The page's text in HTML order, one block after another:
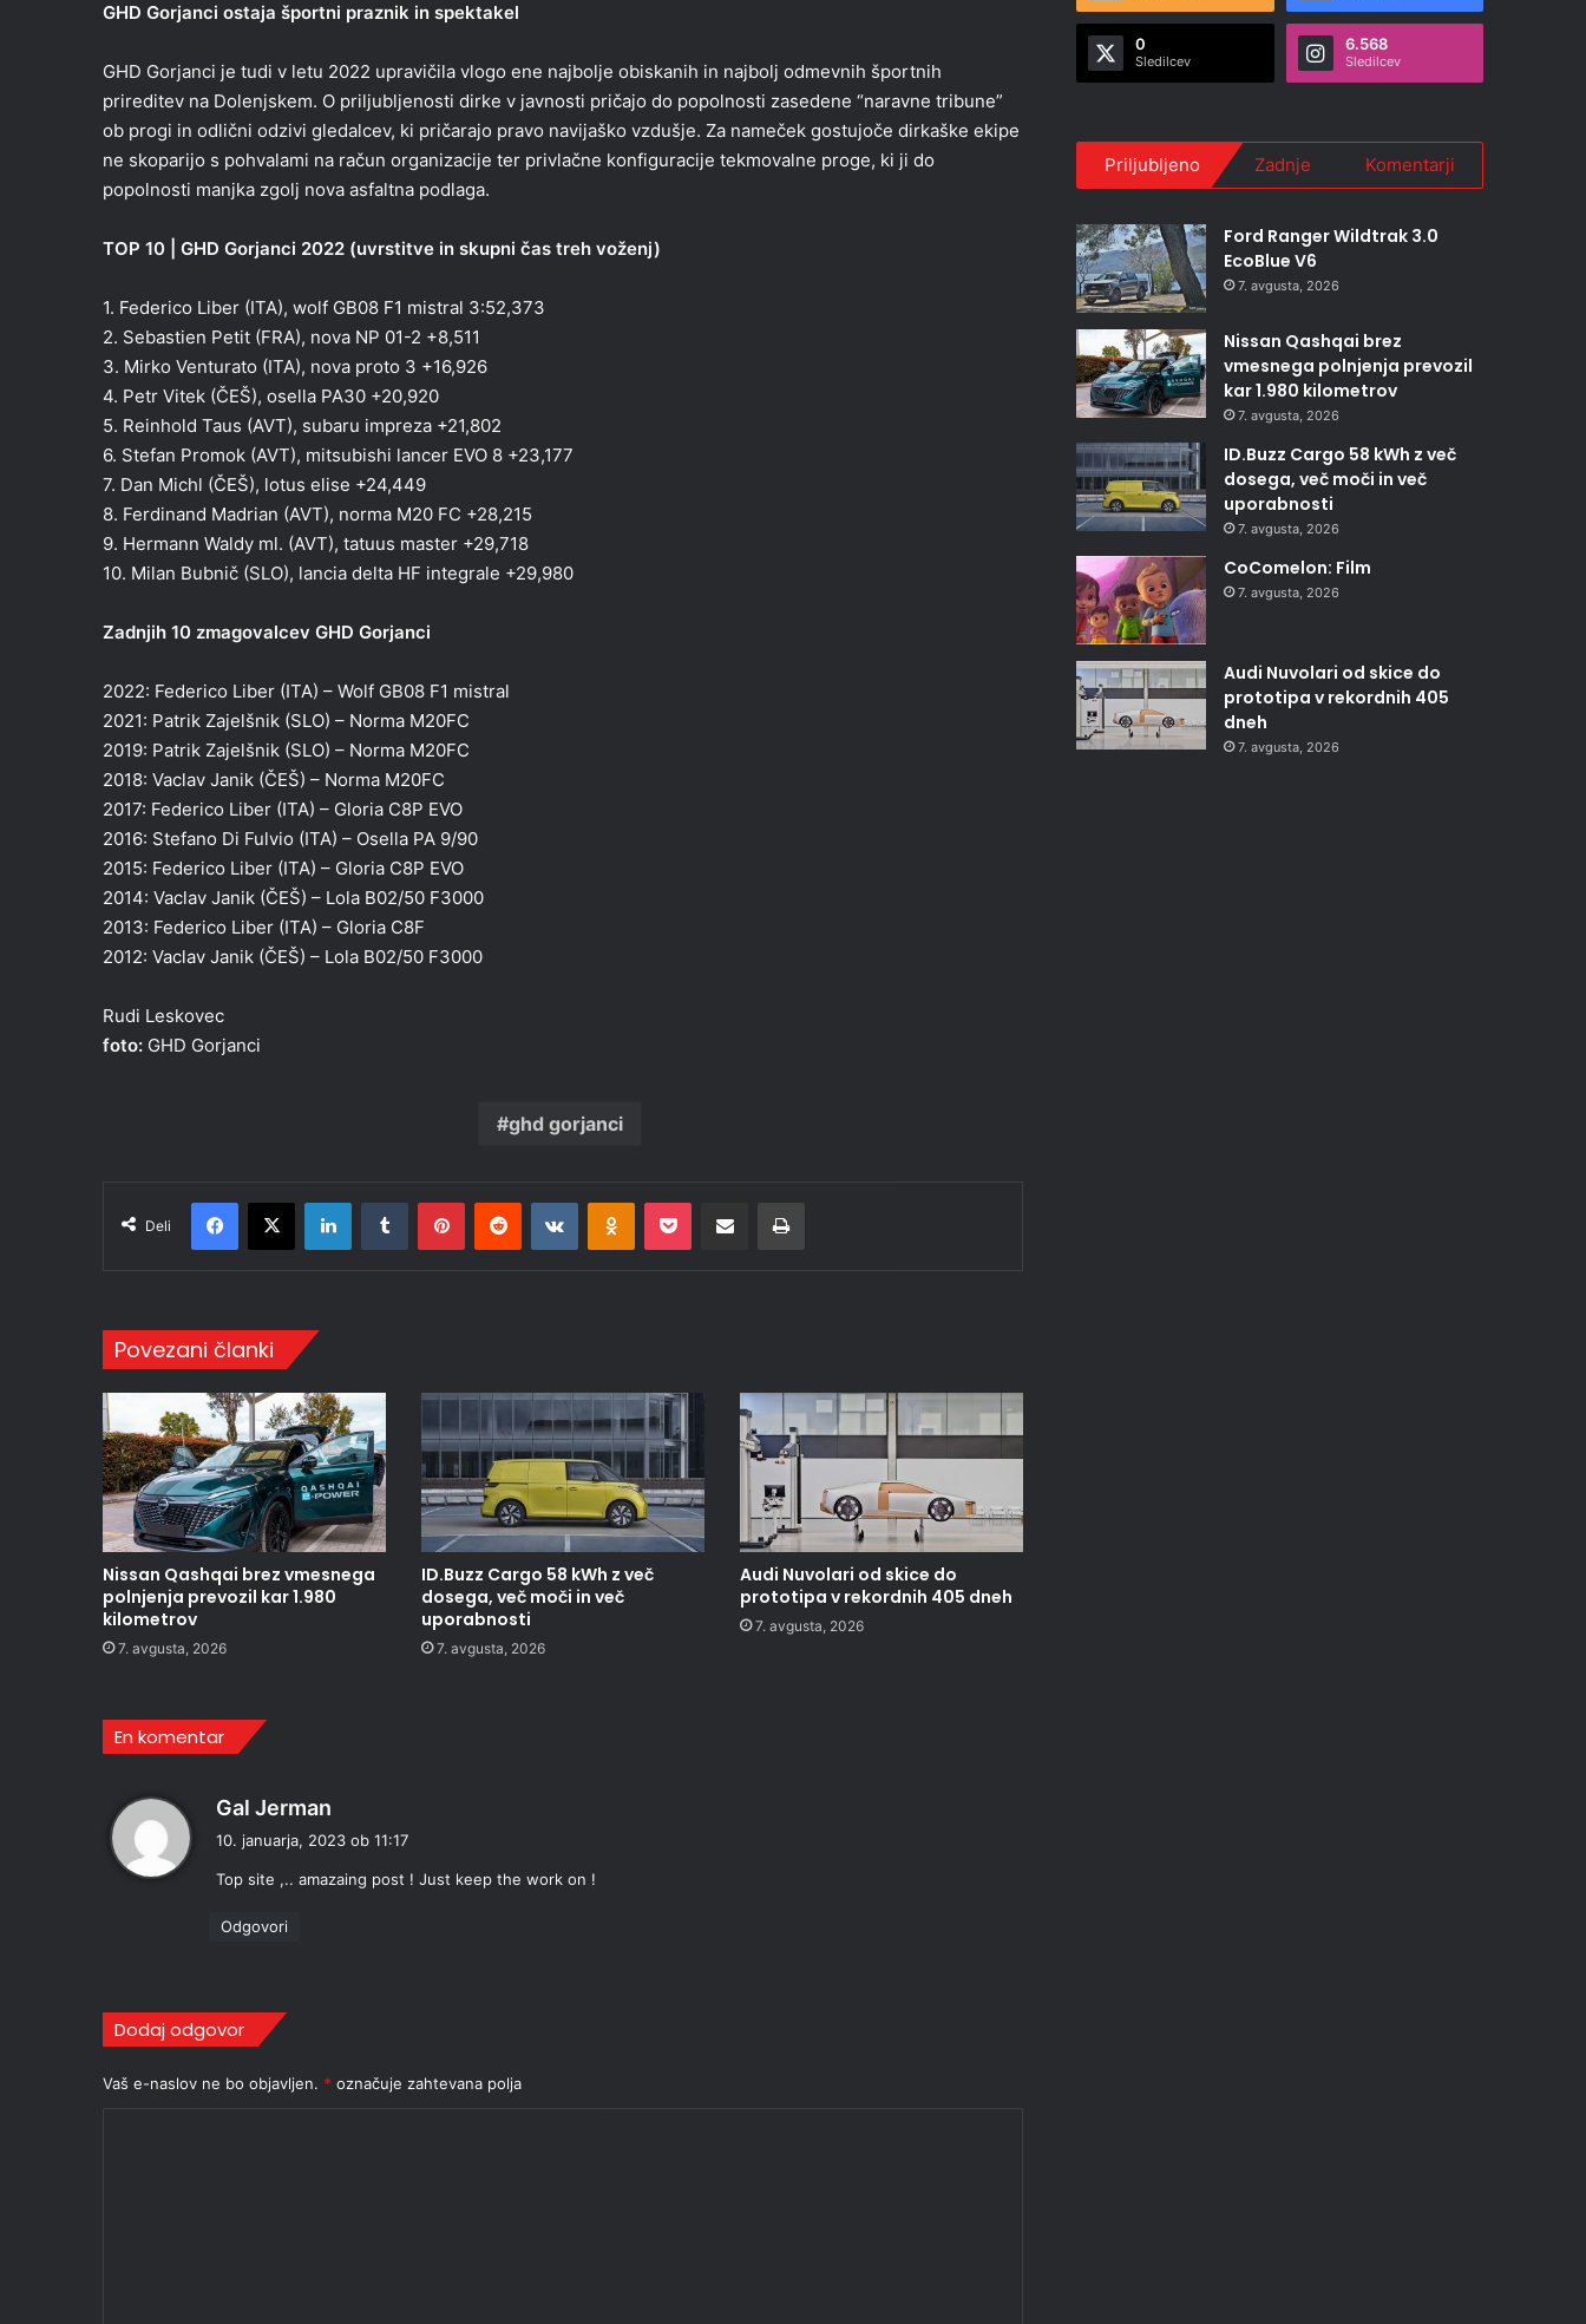
GHD Gorjanci ostaja športni praznik in spektakel
GHD Gorjanci je tudi v letu 2022 upravičila vlogo ene najbolje obiskanih in najbolj odmevnih športnih
prireditev na Dolenjskem. O priljubljenosti dirke v javnosti pričajo do popolnosti zasedene “naravne tribune”
ob progi in odlični odzivi gledalcev, ki pričarajo pravo navijaško vzdušje. Za nameček gostujoče dirkaške ekipe
ne skoparijo s pohvalami na račun organizacije ter privlačne konfiguracije tekmovalne proge, ki ji do
popolnosti manjka zgolj nova asfaltna podlaga.
TOP 10 | GHD Gorjanci 2022 (uvrstitve in skupni čas treh voženj)
1. Federico Liber (ITA), wolf GB08 F1 mistral 3:52,373
2. Sebastien Petit (FRA), nova NP 01-2 +8,511
3. Mirko Venturato (ITA), nova proto 3 +16,926
4. Petr Vitek (ČEŠ), osella PA30 +20,920
5. Reinhold Taus (AVT), subaru impreza +21,802
6. Stefan Promok (AVT), mitsubishi lancer EVO 8 +23,177
7. Dan Michl (ČEŠ), lotus elise +24,449
8. Ferdinand Madrian (AVT), norma M20 FC +28,215
9. Hermann Waldy ml. (AVT), tatuus master +29,718
10. Milan Bubnič (SLO), lancia delta HF integrale +29,980
Zadnjih 10 zmagovalcev GHD Gorjanci
2022: Federico Liber (ITA) – Wolf GB08 F1 mistral
2021: Patrik Zajelšnik (SLO) – Norma M20FC
2019: Patrik Zajelšnik (SLO) – Norma M20FC
2018: Vaclav Janik (ČEŠ) – Norma M20FC
2017: Federico Liber (ITA) – Gloria C8P EVO
2016: Stefano Di Fulvio (ITA) – Osella PA 9/90
2015: Federico Liber (ITA) – Gloria C8P EVO
2014: Vaclav Janik (ČEŠ) – Lola B02/50 F3000
2013: Federico Liber (ITA) – Gloria C8F
2012: Vaclav Janik (ČEŠ) – Lola B02/50 F3000
Rudi Leskovec
foto: GHD Gorjanci
ghd gorjanci
Deli
Facebook
X LinkedInTumblr PinterestReddit VKontakteOdnoklassniki
Pocket Deli po epošti Natisni
Povezani članki
Nissan Qashqai brez vmesnega
polnjenja prevozil kar 1.980
kilometrov
7. avgusta, 2026
ID.Buzz Cargo 58 kWh z več
dosega, več moči in več
uporabnosti
7. avgusta, 2026
Audi Nuvolari od skice do
prototipa v rekordnih 405 dneh
7. avgusta, 2026
En komentar
Gal Jerman
r
v
10. januarja, 2023 ob 11:17
Top site ,.. amazaing post ! Just keep the work on !
Odgovori
Dodaj odgovor
Vaš e-naslov ne bo objavljen. * označuje zahtevana polja
0
Sledilcev
6.568
Sledilcev
Priljubljeno Zadnje Komentarji
Ford Ranger Wildtrak 3.0
EcoBlue V6
7. avgusta, 2026
Nissan Qashqai brez
vmesnega polnjenja prevozil
kar 1.980 kilometrov
7. avgusta, 2026
ID.Buzz Cargo 58 kWh z več
dosega, več moči in več
uporabnosti
7. avgusta, 2026
CoComelon: Film
7. avgusta, 2026
Audi Nuvolari od skice do
prototipa v rekordnih 405
dneh
7. avgusta, 2026